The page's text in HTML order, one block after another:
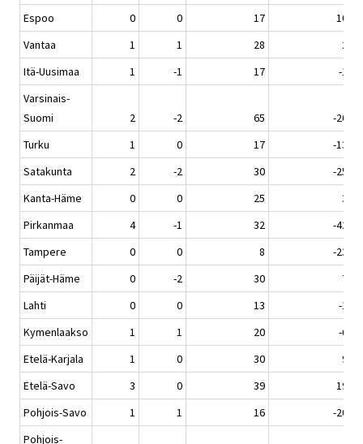
Espoo
0 0 17
10
Vantaa
1 1 28
2
Itä-Uusimaa
1 -1 17
-1
Varsinais-
Suomi
2 -2 65
-20
Turku
1 0 17
-13
Satakunta
2 -2 30
-25
Kanta-Häme
0 0 25
3
Pirkanmaa
4 -1 32
-42
Tampere
0 0 8
-23
Päijät-Häme
0 -2 30
7
Lahti
0 0 13
-1
Kymenlaakso
1 1 20
-6
Etelä-Karjala
1 0 30
9
Etelä-Savo
3 0 39
19
Pohjois-Savo
1 1 16
-20
Pohjois-